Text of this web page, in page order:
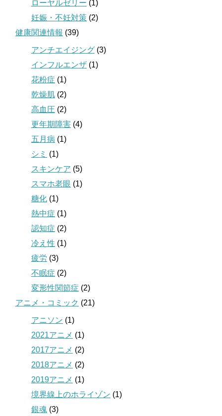
ローヤルゼリー (1)
妊娠・不妊対策 (2)
健康関連情報 (39)
アンチエイジング (3)
インフルエンザ (1)
花粉症 (1)
乾燥肌 (2)
高血圧 (2)
更年期障害 (4)
五月病 (1)
シミ (1)
スキンケア (5)
スマホ老眼 (1)
糖化 (1)
熱中症 (1)
認知症 (2)
冷え性 (1)
疲労 (3)
不眠症 (2)
変形性関節症 (2)
アニメ・コミック (21)
アニソン (1)
2021アニメ (1)
2017アニメ (2)
2018アニメ (2)
2019アニメ (1)
境界線上のホライゾン (1)
銀魂 (3)